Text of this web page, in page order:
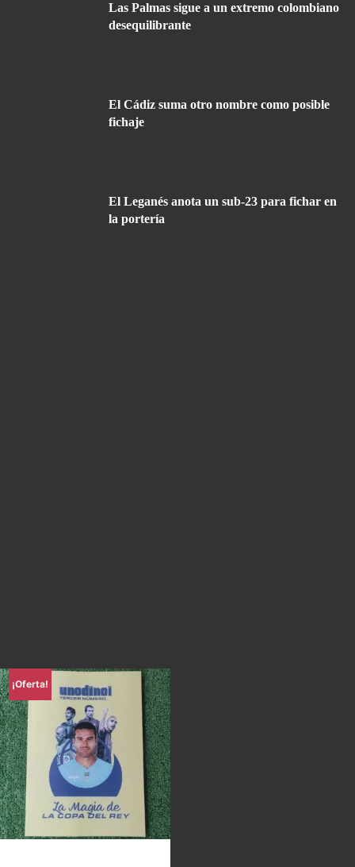
Las Palmas sigue a un extremo colombiano
desequilibrante
El Cádiz suma otro nombre como posible
fichaje
El Leganés anota un sub-23 para fichar en
la portería
¡Oferta!